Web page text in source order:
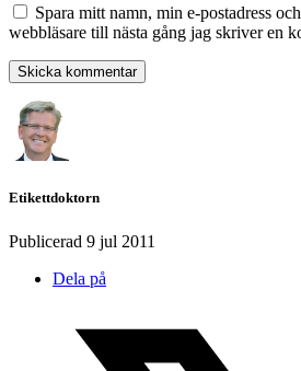
Spara mitt namn, min e-postadress
webbläsare till nästa gång jag skriver en
Etikettdoktorn
Publicerad 9 jul 2011
Dela på